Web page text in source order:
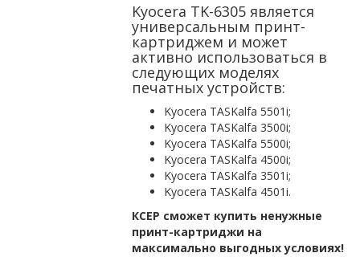
Kyocera TK-6305 является
универсальным принт-
картриджем и может
активно использоваться в
следующих моделях
печатных устройств:
Kyocera TASKalfa 5501i;
Kyocera TASKalfa 3500i;
Kyocera TASKalfa 5500i;
Kyocera TASKalfa 4500i;
Kyocera TASKalfa 3501i;
Kyocera TASKalfa 4501i.
КСЕР сможет купить ненужные
принт-картриджи на
максимально выгодных условиях!